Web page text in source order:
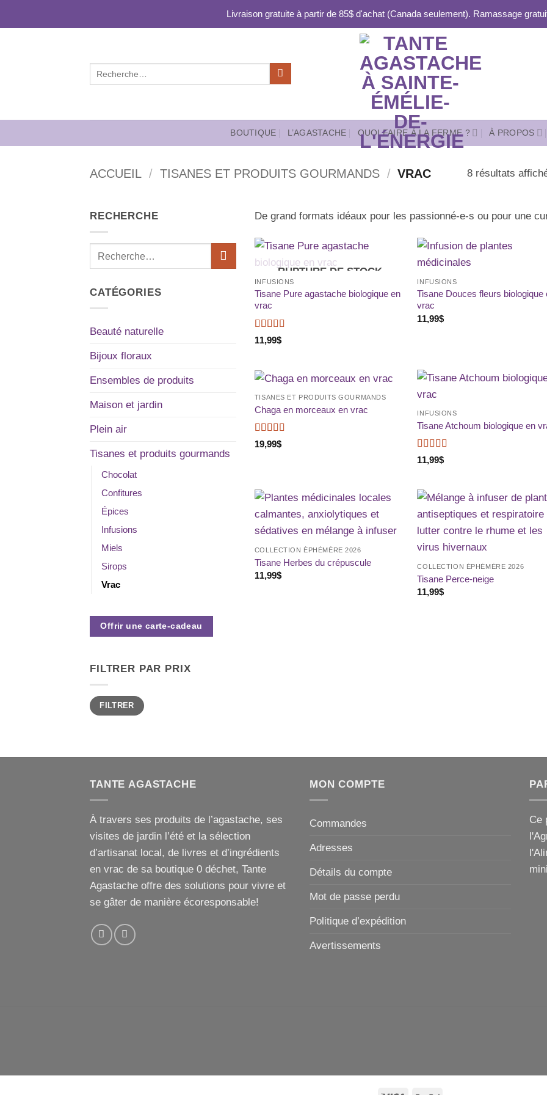
Livraison gratuite à partir de 85$ d'achat (Canada seulement). Ramassage
BOUTIQUE L’AGASTACHE QUOI FAIRE À LA FERME ? À PROPOS
ACCUEIL / TISANES ET PRODUITS GOURMANDS / VRAC 8 résultats
RECHERCHE
CATÉGORIES
Beauté naturelle
Bijoux floraux
Ensembles de produits
Maison et jardin
Plein air
Tisanes et produits gourmands
Chocolat
Confitures
Épices
Infusions
Miels
Sirops
Vrac
Offrir une carte-cadeau
FILTRER PAR PRIX
Prix
min
Prix
maxFILTRER
De grand formats idéaux pour les passionné-e-s ou pour une
Ajouter
de
souhaits
RUPTURE DE STOCK
INFUSIONS
Tisane Pure agastache biologique en
vrac
Note5sur 5
11,99$
INFUSIONS
Tisane Douces fleurs biologique
vrac
11,99$
TISANES ET PRODUITS GOURMANDS
Chaga en morceaux en vrac
Note4
19,99$
INFUSIONS
Tisane Atchoum biologique en
Note5sur 5
11,99$
Ajouter
à la liste
COLLECTION ÉPHÉMÈRE 2026
Tisane Herbes du crépuscule
11,99$
à la
COLLECTION ÉPHÉMÈRE 2026
Tisane Perce-neige
11,99$
TANTE AGASTACHE
À travers ses produits de l’agastache, ses
visites de jardin l’été et la sélection
d’artisanat local, de livres et d’ingrédients
en vrac de sa boutique 0 déchet, Tante
Agastache offre des solutions pour vivre et
se gâter de manière écoresponsable!
MON COMPTE
Commandes
Adresses
Détails du compte
Mot de passe perdu
Politique d’expédition
Avertissements
Ce